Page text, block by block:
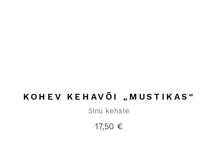
KOHEV KEHAVÕI „MUSTIKAS“
Sinu kehale
17,50 €